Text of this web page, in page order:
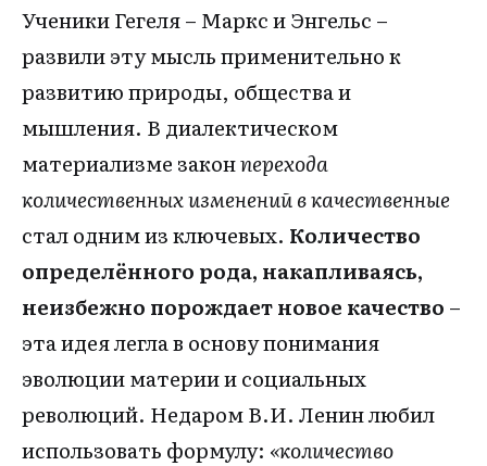
Ученики Гегеля – Маркс и Энгельс –
развили эту мысль применительно к
развитию природы, общества и
мышления. В диалектическом
материализме законперехода
количественных изменений в качественные
стал одним из ключевых. Количество
определённого рода, накапливаясь,
неизбежно порождает новое качество –
эта идея легла в основу понимания
эволюции материи и социальных
революций. Недаром В.И. Ленин любил
использовать формулу: «количество